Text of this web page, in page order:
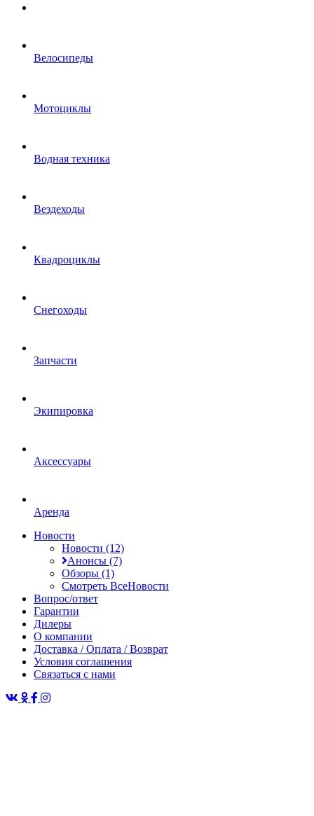
Велосипеды
Мотоциклы
Водная техника
Вездеходы
Квадроциклы
Снегоходы
Запчасти
Экипировка
Аксессуары
Аренда
Новости
Новости (12)
Анонсы (7)
Обзоры (1)
Смотреть ВсеНовости
Вопрос/ответ
Гарантии
Дилеры
О компании
Доставка / Оплата / Возврат
Условия соглашения
Связаться с нами